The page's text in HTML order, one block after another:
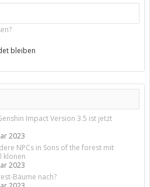
bleiben
Impact Version 3.5 ist jetzt
2023
NPCs in Sons of the forest mit
klonen
2023
Bäume nach?